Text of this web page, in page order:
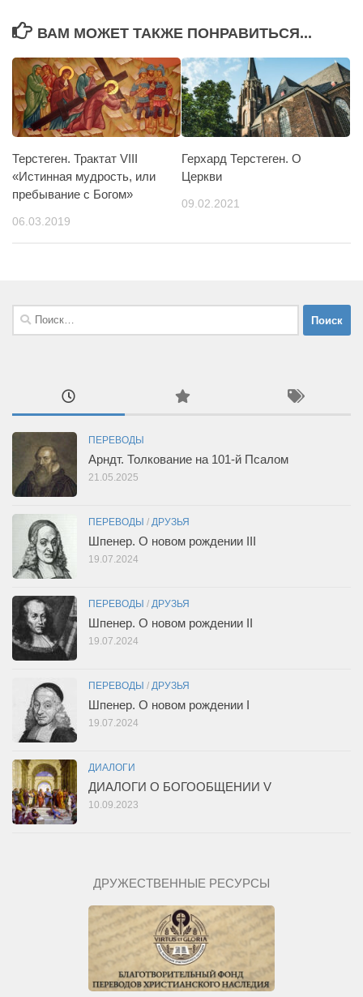
ВАМ МОЖЕТ ТАКЖЕ ПОНРАВИТЬСЯ...
Терстеген. Трактат VIII
«Истинная мудрость, или
пребывание с Богом»
06.03.2019
Герхард Терстеген. О
Церкви
09.02.2021
Найти:
ПЕРЕВОДЫ
Арндт. Толкование на 101-й Псалом
21.05.2025
ПЕРЕВОДЫ / ДРУЗЬЯ
Шпенер. О новом рождении III
19.07.2024
ПЕРЕВОДЫ / ДРУЗЬЯ
Шпенер. О новом рождении II
19.07.2024
ПЕРЕВОДЫ / ДРУЗЬЯ
Шпенер. О новом рождении I
19.07.2024
ДИАЛОГИ
ДИАЛОГИ О БОГООБЩЕНИИ V
10.09.2023
ДРУЖЕСТВЕННЫЕ РЕСУРСЫ